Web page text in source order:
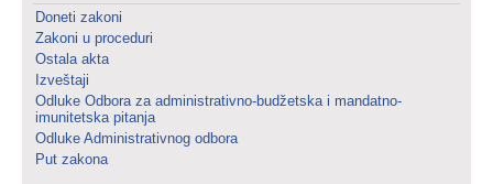
Doneti zakoni
Zakoni u proceduri
Ostala akta
Izveštaji
Odluke Odbora za administrativno-budžetska i mandatno-
imunitetska pitanja
Odluke Administrativnog odbora
Put zakona